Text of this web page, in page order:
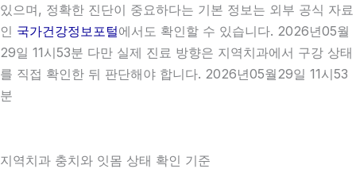
있으며, 정확한 진단이 중요하다는 기본 정보는 외부 공식 자료
인 국가건강정보포털에서도 확인할 수 있습니다. 2026년05월
29일 11시53분 다만 실제 진료 방향은 지역치과에서 구강 상태
를 직접 확인한 뒤 판단해야 합니다. 2026년05월29일 11시53
분
지역치과 충치와 잇몸 상태 확인 기준